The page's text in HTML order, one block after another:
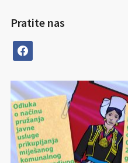
Pratite nas
facebook